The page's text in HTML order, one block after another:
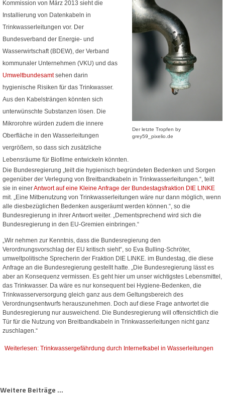
Der letzte Tropfen by
grey59_pixelio.de
Kommission von März 2013 sieht die
Installierung von Datenkabeln in
Trinkwasserleitungen vor. Der
Bundesverband der Energie- und
Wasserwirtschaft (BDEW), der Verband
kommunaler Unternehmen (VKU) und das
Umweltbundesamtsehen darin
hygienische Risiken für das Trinkwasser.
Aus den Kabelsträngen könnten sich
unterwünschte Substanzen lösen. Die
Mikrorohre würden zudem die innere
Oberfläche in den Wasserleitungen
vergrößern, so dass sich zusätzliche
Lebensräume für Biofilme entwickeln könnten.
Die Bundesregierung „teilt die hygienisch begründeten Bedenken und Sorgen
gegenüber der Verlegung von Breitbandkabeln in Trinkwasserleitungen.“, teilt
sie in einerAntwort auf eine Kleine Anfrage der Bundestagsfraktion DIE LINKE
mit. „Eine Mitbenutzung von Trinkwasserleitungen wäre nur dann möglich, wenn
alle diesbezüglichen Bedenken ausgeräumt werden können.“, so die
Bundesregierung in ihrer Antwort weiter. „Dementsprechend wird sich die
Bundesregierung in den EU-Gremien einbringen.“
„Wir nehmen zur Kenntnis, dass die Bundesregierung den
Verordnungsvorschlag der EU kritisch sieht“, so Eva Bulling-Schröter,
umweltpolitische Sprecherin der Fraktion DIE LINKE. im Bundestag, die diese
Anfrage an die Bundesregierung gestellt hatte. „Die Bundesregierung lässt es
aber an Konsequenz vermissen. Es geht hier um unser wichtigstes Lebensmittel,
das Trinkwasser. Da wäre es nur konsequent bei Hygiene-Bedenken, die
Trinkwasserversorgung gleich ganz aus dem Geltungsbereich des
Verordnungsentwurfs herauszunehmen. Doch auf diese Frage antwortet die
Bundesregierung nur ausweichend. Die Bundesregierung will offensichtlich die
Tür für die Nutzung von Breitbandkabeln in Trinkwasserleitungen nicht ganz
zuschlagen.“
Weiterlesen: Trinkwassergefährdung durch Internetkabel in Wasserleitungen
Weitere Beiträge ...